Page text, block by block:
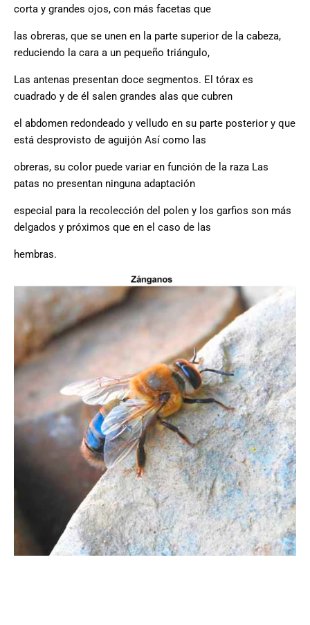
corta y grandes ojos, con más facetas que
las obreras, que se unen en la parte superior de la cabeza,
reduciendo la cara a un pequeño triángulo,
Las antenas presentan doce segmentos. El tórax es
cuadrado y de él salen grandes alas que cubren
el abdomen redondeado y velludo en su parte posterior y que
está desprovisto de aguijón Así como las
obreras, su color puede variar en función de la raza Las
patas no presentan ninguna adaptación
especial para la recolección del polen y los garfios son más
delgados y próximos que en el caso de las
hembras.